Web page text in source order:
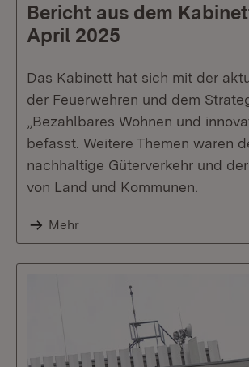
Bericht aus dem
April 2025
Das Kabinett hat sich mit der
der Feuerwehren und dem
„Bezahlbares Wohnen und
befasst. Weitere Themen waren
nachhaltige Güterverkehr und
von Land und Kommunen.
Mehr